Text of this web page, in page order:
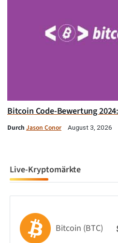
Bitcoin Code-Bewertung
Durch Jason Conor August 3, 2026
Live-Kryptomärkte
Bitcoin (BTC)